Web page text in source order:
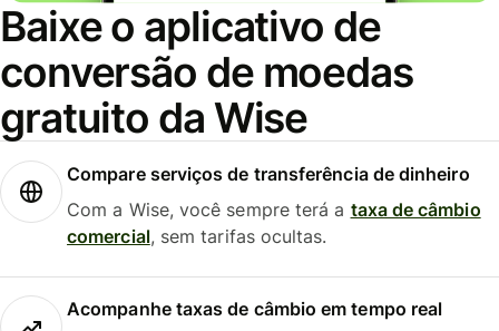
Baixe o aplicativo de
conversão de moedas
gratuito da Wise
Compare serviços de transferência de dinheiro
Com a Wise, você sempre terá a taxa de câmbio
comercial, sem tarifas ocultas.
Acompanhe taxas de câmbio em tempo real